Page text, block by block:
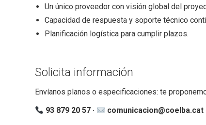
Un único proveedor con visión global del
Capacidad de respuesta y soporte técnico
Planificación logística para cumplir plazos.
Solicita información
Envíanos planos o especificaciones: te
93 879 20 57 ·
comunicacion@coelba.cat